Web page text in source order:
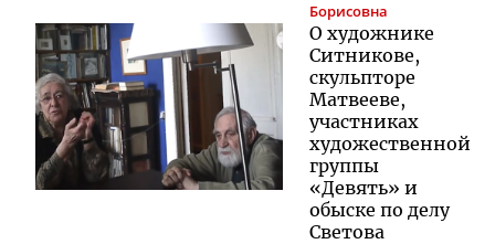
Борисовна
О художнике
Ситникове,
скульпторе
Матвееве,
участниках
художественной
группы
«Девять» и
обыске по делу
Светова